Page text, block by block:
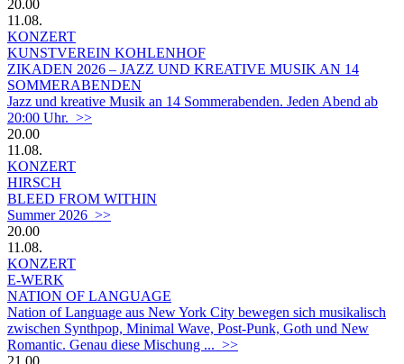
20.00
11.08.
KONZERT
KUNSTVEREIN KOHLENHOF
ZIKADEN 2026 – JAZZ UND KREATIVE MUSIK AN 14
SOMMERABENDEN
Jazz und kreative Musik an 14 Sommerabenden. Jeden Abend ab
20:00 Uhr. >>
20.00
11.08.
KONZERT
HIRSCH
BLEED FROM WITHIN
Summer 2026 >>
20.00
11.08.
KONZERT
E-WERK
NATION OF LANGUAGE
Nation of Language aus New York City bewegen sich musikalisch
zwischen Synthpop, Minimal Wave, Post-Punk, Goth und New
Romantic. Genau diese Mischung ... >>
21.00